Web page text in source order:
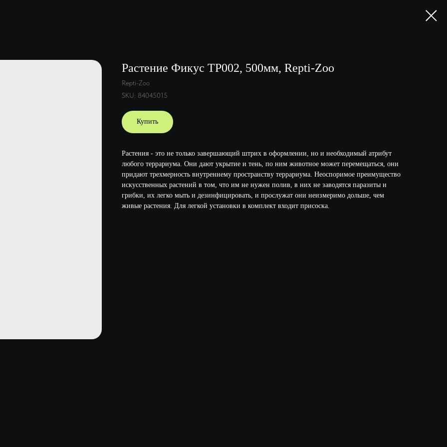
Растение Фикус TP002, 500мм, Repti-Zoo
Repti-Zoo
SKU: 84045015
Купить
Растения - это не только завершающий штрих в оформлении, но и необходимый атрибут
любого террариума. Они дают укрытие и тень, по ним животное может перемещаться, они
придают трехмерность внутреннему пространству террариума. Неоспоримое преимущество
искусственных растений в том, что им не нужен полив, в них не заводятся паразиты и
грибки, их легко мыть и дезинфицировать, и прослужат они неизмеримо дольше, чем
живые растения. Для легкой установки в комплект входит присоска.